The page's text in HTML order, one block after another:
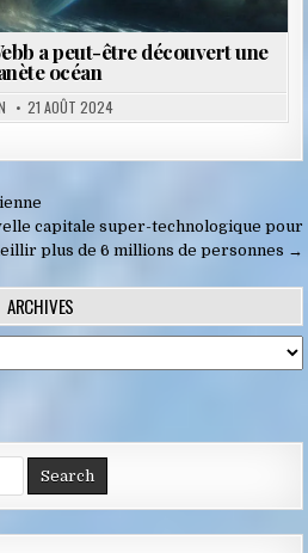
a peut-être découvert une
océan
21 AOÛT 2024
capitale super-technologique pour
plus de 6 millions de personnes →
ARCHIVES